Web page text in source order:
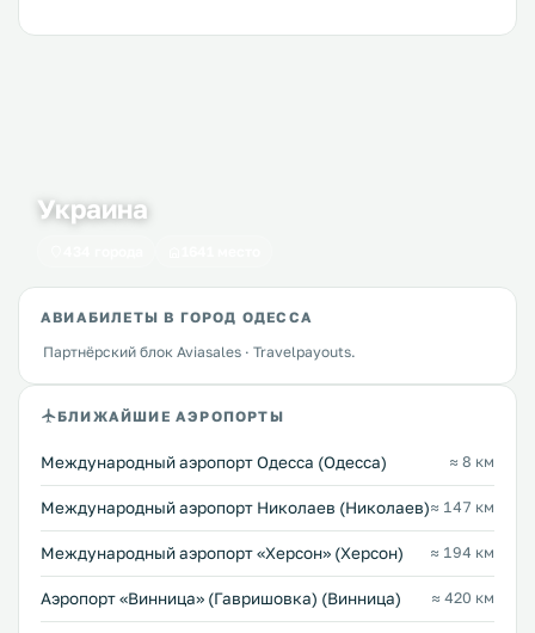
Украина
АВИАБИЛЕТЫ В ГОРОД ОДЕССА
Партнёрский блок Aviasales · Travelpayouts.
БЛИЖАЙШИЕ АЭРОПОРТЫ
Международный аэропорт Одесса (Одесса) ≈ 8 км
Международный аэропорт Николаев (Николаев)≈ 147 км
Международный аэропорт «Херсон» (Херсон) ≈ 194 км
Аэропорт «Винница» (Гавришовка) (Винница) ≈ 420 км